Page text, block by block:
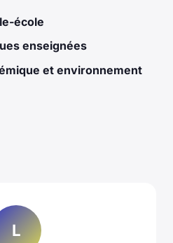
école
enseignées
et environnement
L